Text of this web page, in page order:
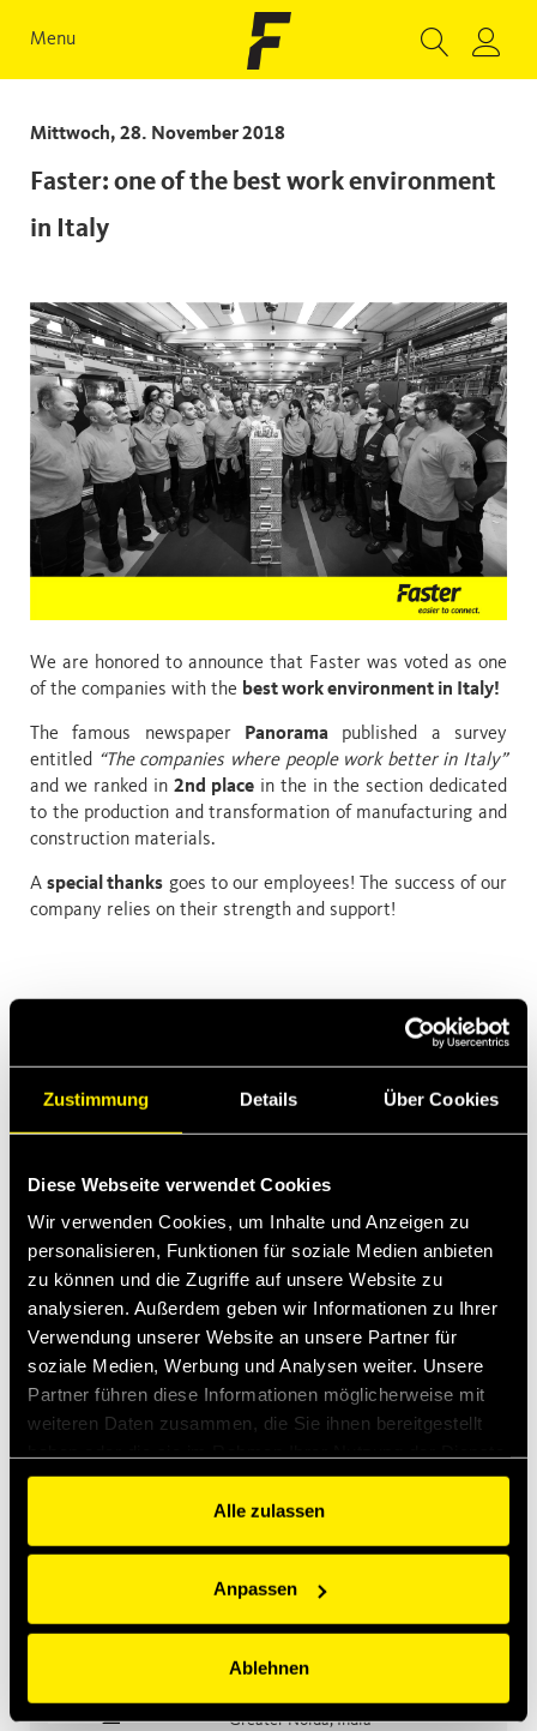
Zustimmung Details Über Cookies
Diese Webseite verwendet Cookies
Wir verwenden Cookies, um Inhalte und Anzeigen zu
personalisieren, Funktionen für soziale Medien anbieten
zu können und die Zugriffe auf unsere Website zu
analysieren. Außerdem geben wir Informationen zu Ihrer
Verwendung unserer Website an unsere Partner für
soziale Medien, Werbung und Analysen weiter. Unsere
Partner führen diese Informationen möglicherweise mit
weiteren Daten zusammen, die Sie ihnen bereitgestellt
gesammelt haben.
Alle zulassen
Anpassen
Ablehnen
Menu
Mittwoch, 28. November 2018
Faster: one of the best work environment
in Italy
We are honored to announce that Faster was voted as one
of the companies with the best work environment in Italy!
The famous newspaper Panorama published a survey
entitled “The companies where people work better in Italy”
and we ranked in 2nd place in the in the section dedicated
to the production and transformation of manufacturing and
construction materials.
Aspecial thanks goes to our employees! The success of our
company relies on their strength and support!
Apr 13, 2026
Faster expands into Thermal Management
Baubranche
Mrz 2, 2026
Introducing MultiQTC: The Best Benefit/Cost Solution for
performance
Bevorstehende Ereignisse
Sep18
Baubranche
Greater Noida, India